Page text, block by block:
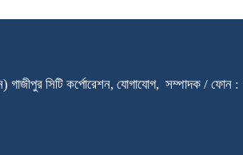
গাজীপুর সিটি কর্পোরেশন, যোগাযোগ,